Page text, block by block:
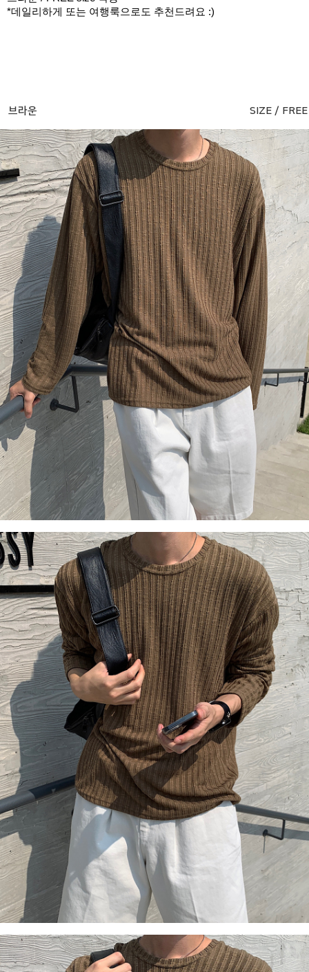
*데일리하게 또는 여행룩으로도 추천드려요 :)
브라운 SIZE / FREE